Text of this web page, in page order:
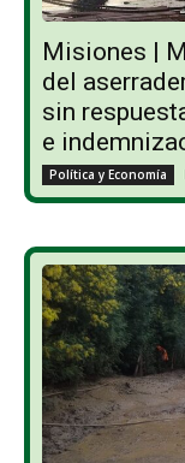
Misiones |
del
sin
e
Política y Economía